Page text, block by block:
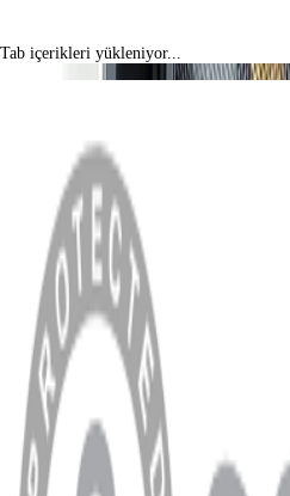
Tab içerikleri yükleniyor...
MENÜ
Anasayfa
Hakkımızda
Blog
MÜŞTERİ HİZMETLERİ
Hesabım
Sipariş Sorgulama
Banka Hesap Bilgileri
YARDIM VE DESTEK